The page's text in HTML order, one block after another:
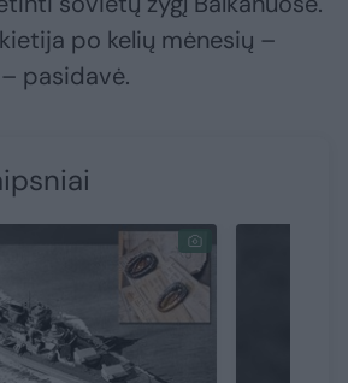
po kelių mėnesių –
pasidavė.